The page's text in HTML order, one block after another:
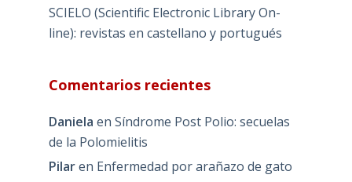
SCIELO (Scientific Electronic Library On-
line): revistas en castellano y portugués
Comentarios recientes
Daniela en Síndrome Post Polio: secuelas
de la Polomielitis
Pilaren Enfermedad por arañazo de gato